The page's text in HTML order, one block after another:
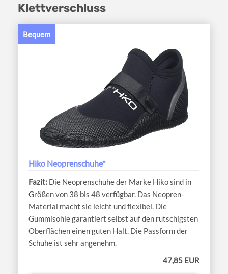
Klettverschluss
Bequem
Hiko Neoprenschuhe*
Die Neoprenschuhe der Marke Hiko sind in
Größen von 38 bis 48 verfügbar. Das Neopren-
Material macht sie leicht und flexibel. Die
Gummisohle garantiert selbst auf den rutschigsten
Oberflächen einen guten Halt. Die Passform der
Schuhe ist sehr angenehm.
47,85 EUR